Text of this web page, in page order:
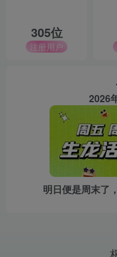
305位
注册用户
2026
明日便是周末了